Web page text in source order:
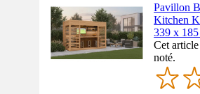
Pavillon
Kitchen
339 x
Cet
noté.